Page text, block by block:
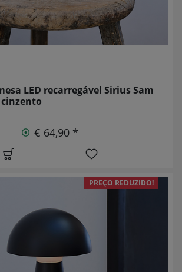
LED recarregável Sirius Sam
€ 64,90 *
PREÇO REDUZIDO!